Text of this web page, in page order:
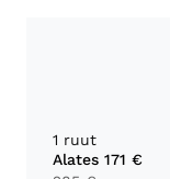
1 ruut
Alates 171 €